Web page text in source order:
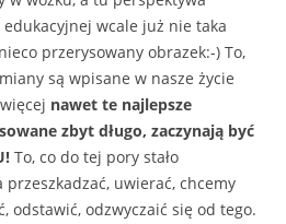
wcale już nie taka
przerysowany obrazek:-) To,
są wpisane w nasze życie
nawet te najlepsze
zbyt długo, zaczynają być
To, co do tej pory stało
przeszkadzać, uwierać, chcemy
odstawić, odzwyczaić się od tego.